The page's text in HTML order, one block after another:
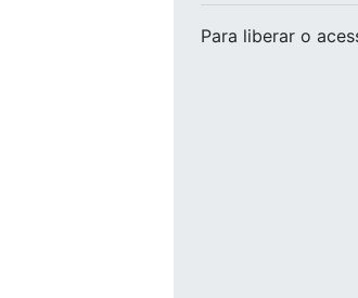
Para liberar o